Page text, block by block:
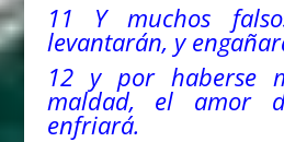
11 Y muchos
levantarán, y
12 y por haberse
maldad, el amor
enfriará.